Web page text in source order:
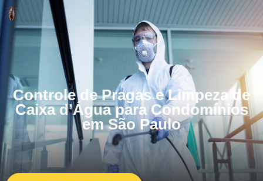
Controle de Pragas e Limpeza de
Caixa d’Água para Condomínios
em São Paulo